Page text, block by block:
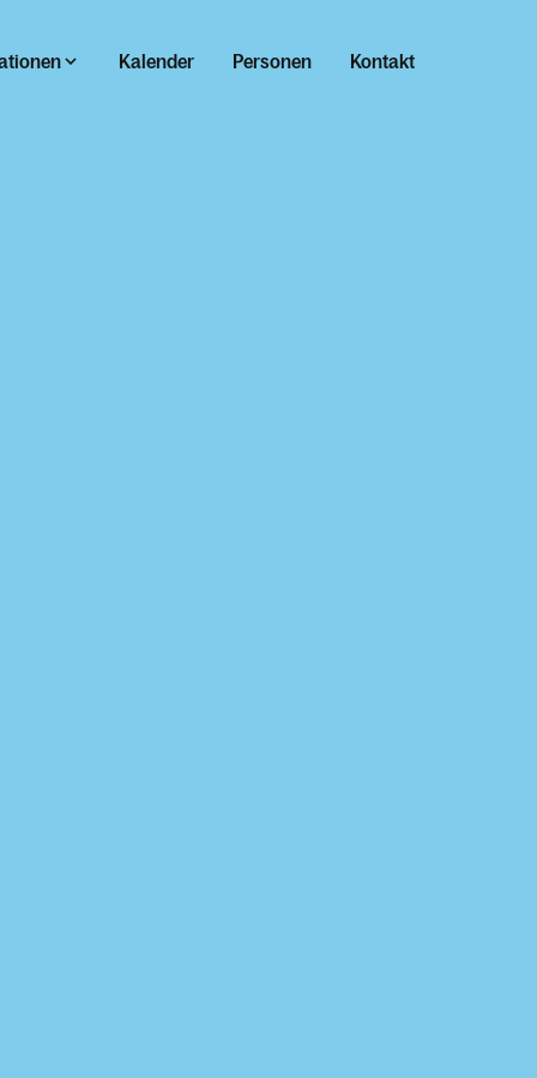
Kalender Personen Kontakt